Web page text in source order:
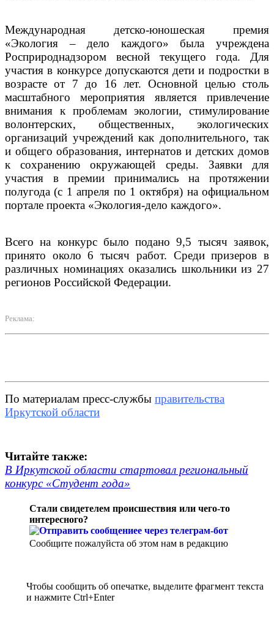
Международная детско-юношеская премия
«Экология – дело каждого» была учреждена
Росприроднадзором весной текущего года. Для
участия в конкурсе допускаются дети и подростки в
возрасте от 7 до 16 лет. Основной целью столь
масштабного мероприятия является привлечение
внимания к проблемам экологии, стимулирование
волонтерских, общественных, экологических
организаций учреждений как дополнительного, так
и общего образования, интернатов и детских домов
к сохранению окружающей среды. Заявки для
участия в премии принимались на протяжении
полугода (с 1 апреля по 1 октября) на официальном
портале проекта «Экология-дело каждого».
Всего на конкурс было подано 9,5 тысяч заявок,
принято около 6 тысяч работ. Среди призеров в
различных номинациях оказались школьники из 27
регионов Российской Федерации.
Реклама:
По материалам пресс-службы правительства
Иркутской области
Читайте также:
В Иркутской области стартовал региональный
конкурс «Студент года»
Стали свидетелем происшествия или чего-то
интересного?
Сообщите пожалуйста об этом нам в редакцию
Чтобы сообщить об опечатке, выделите фрагмент текста
и нажмите Ctrl+Enter